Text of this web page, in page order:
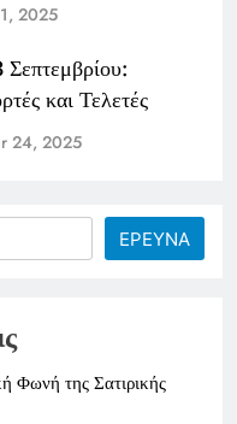
2025
και Τελετές
24, 2025
ΕΡΕΥΝΑ
Φωνή της Σατιρικής